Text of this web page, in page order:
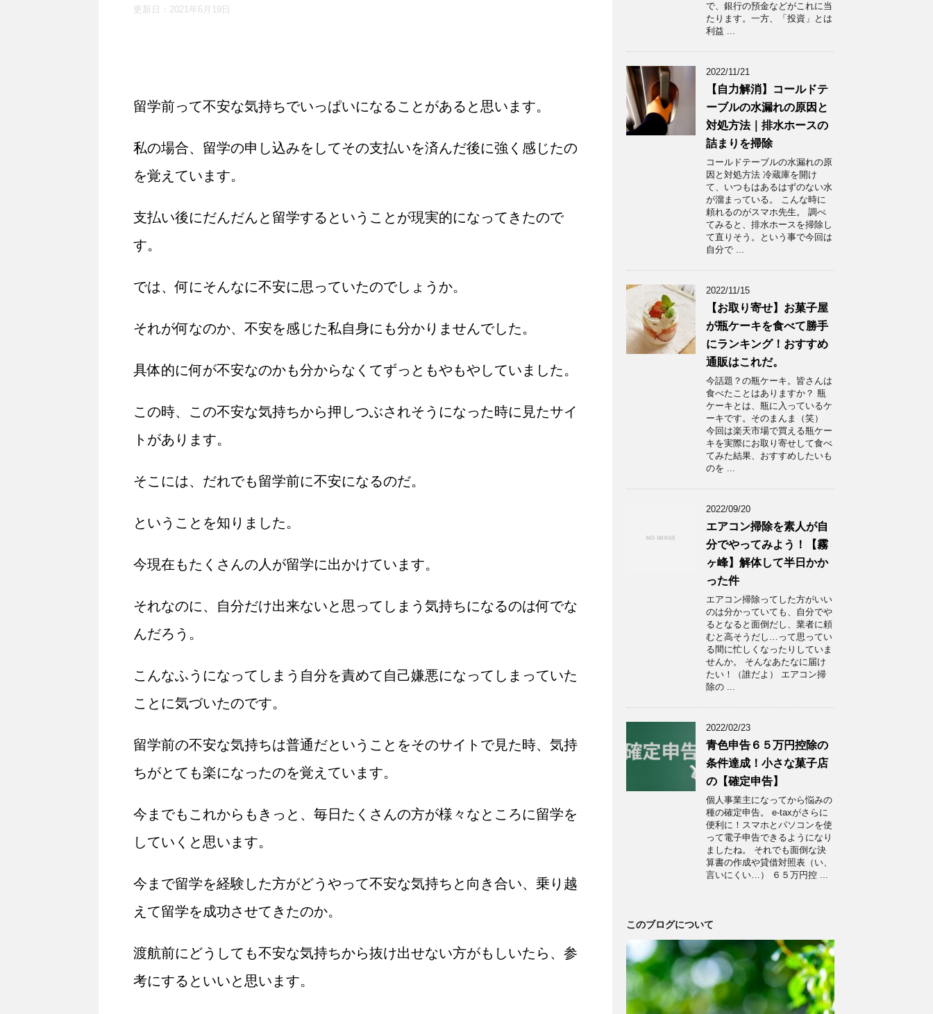
更新日： 2021年6月19日
留学前って不安な気持ちでいっぱいになることがあると思います。
私の場合、留学の申し込みをしてその支払いを済んだ後に強く感じたの
を覚えています。
支払い後にだんだんと留学するということが現実的になってきたので
す。
では、何にそんなに不安に思っていたのでしょうか。
それが何なのか、不安を感じた私自身にも分かりませんでした。
具体的に何が不安なのかも分からなくてずっともやもやしていました。
この時、この不安な気持ちから押しつぶされそうになった時に見たサイ
トがあります。
そこには、だれでも留学前に不安になるのだ。
ということを知りました。
今現在もたくさんの人が留学に出かけています。
それなのに、自分だけ出来ないと思ってしまう気持ちになるのは何でな
んだろう。
こんなふうになってしまう自分を責めて自己嫌悪になってしまっていた
ことに気づいたのです。
留学前の不安な気持ちは普通だということをそのサイトで見た時、気持
ちがとても楽になったのを覚えています。
今までもこれからもきっと、毎日たくさんの方が様々なところに留学を
していくと思います。
今まで留学を経験した方がどうやって不安な気持ちと向き合い、乗り越
えて留学を成功させてきたのか。
渡航前にどうしても不安な気持ちから抜け出せない方がもしいたら、参
考にするといいと思います。
で、銀行の預金などがこれに当
たります。一方、「投資」とは
利益 ...
2022/11/21
【自力解消】コールドテ
ーブルの水漏れの原因と
対処方法｜排水ホースの
詰まりを掃除
コールドテーブルの水漏れの原
因と対処方法 冷蔵庫を開け
て、いつもはあるはずのない水
が溜まっている。 こんな時に
頼れるのがスマホ先生。 調べ
てみると、排水ホースを掃除し
て直りそう。という事で今回は
自分で ...
2022/11/15
【お取り寄せ】お菓子屋
が瓶ケーキを食べて勝手
にランキング！おすすめ
通販はこれだ。
今話題？の瓶ケーキ。皆さんは
食べたことはありますか？ 瓶
ケーキとは、瓶に入っているケ
ーキです。そのまんま（笑）
今回は楽天市場で買える瓶ケー
キを実際にお取り寄せして食べ
てみた結果、おすすめしたいも
のを ...
2022/09/20
エアコン掃除を素人が自
分でやってみよう！【霧
ヶ峰】解体して半日かか
った件
エアコン掃除ってした方がいい
のは分かっていても、自分でや
るとなると面倒だし、業者に頼
むと高そうだし…って思ってい
る間に忙しくなったりしていま
せんか。 そんなあたなに届け
たい！（誰だよ） エアコン掃
除の ...
2022/02/23
青色申告６５万円控除の
条件達成！小さな菓子店
の【確定申告】
個人事業主になってから悩みの
種の確定申告。 e-taxがさらに
便利に！スマホとパソコンを使
って電子申告できるようになり
ましたね。 それでも面倒な決
算書の作成や貸借対照表（い、
言いにくい…） ６５万円控 ...
このブログについて